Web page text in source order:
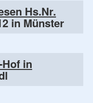
Hs.Nr.
in Münster
in